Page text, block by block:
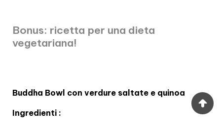
Bonus: ricetta per una dieta
vegetariana!
Buddha Bowl con verdure saltate e quinoa
Ingredienti :